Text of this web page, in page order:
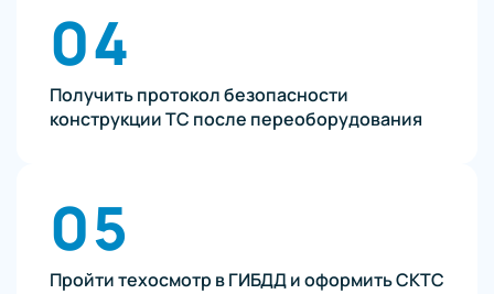
04
Получить протокол безопасности
конструкции ТС после переоборудования
05
Пройти техосмотр в ГИБДД и оформить СКТС